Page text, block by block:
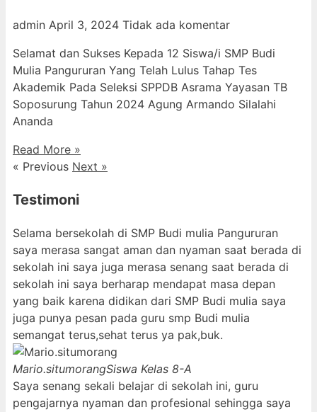
admin April 3, 2024 Tidak ada komentar
Selamat dan Sukses Kepada 12 Siswa/i SMP Budi
Mulia Pangururan Yang Telah Lulus Tahap Tes
Akademik Pada Seleksi SPPDB Asrama Yayasan TB
Soposurung Tahun 2024 Agung Armando Silalahi
⁠Ananda
Read More »
« Previous Next »
Testimoni
Selama bersekolah di SMP Budi mulia Pangururan
saya merasa sangat aman dan nyaman saat berada di
sekolah ini saya juga merasa senang saat berada di
sekolah ini saya berharap mendapat masa depan
yang baik karena didikan dari SMP Budi mulia saya
juga punya pesan pada guru smp Budi mulia
semangat terus,sehat terus ya pak,buk.
Mario.situmorangSiswa Kelas 8-A
Saya senang sekali belajar di sekolah ini, guru
pengajarnya nyaman dan profesional sehingga saya